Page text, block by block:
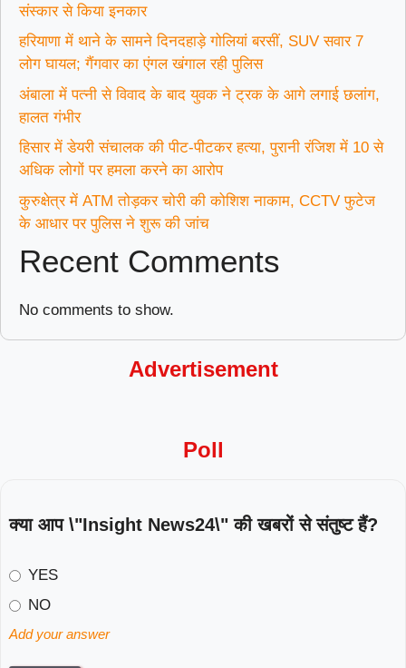
संस्कार से किया इनकार
हरियाणा में थाने के सामने दिनदहाड़े गोलियां बरसीं, SUV सवार 7
लोग घायल; गैंगवार का एंगल खंगाल रही पुलिस
अंबाला में पत्नी से विवाद के बाद युवक ने ट्रक के आगे लगाई छलांग,
हालत गंभीर
हिसार में डेयरी संचालक की पीट-पीटकर हत्या, पुरानी रंजिश में 10 से
अधिक लोगों पर हमला करने का आरोप
कुरुक्षेत्र में ATM तोड़कर चोरी की कोशिश नाकाम, CCTV फुटेज
के आधार पर पुलिस ने शुरू की जांच
Recent Comments
No comments to show.
Advertisement
Poll
क्या आप \"Insight News24\" की खबरों से संतुष्ट हैं?
YES
NO
Add your answer